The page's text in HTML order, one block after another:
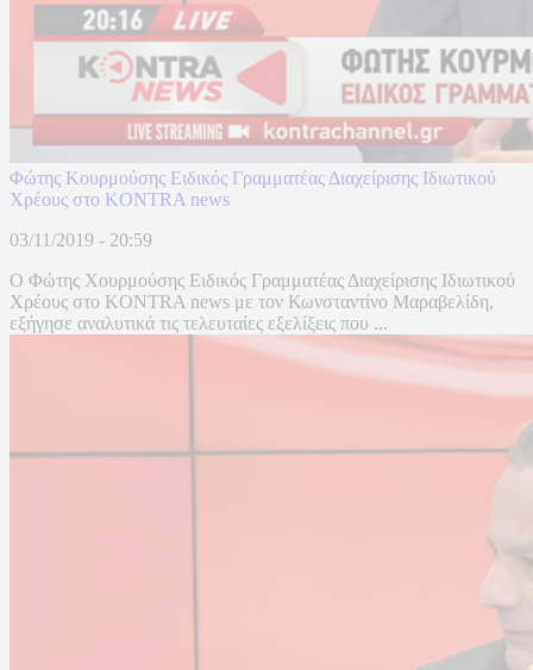
Φώτης Κουρμούσης Ειδικός Γραμματέας Διαχείρισης Ιδιωτικού
Χρέους στο KONTRA news
03/11/2019 - 20:59
O Φώτης Χουρμούσης Ειδικός Γραμματέας Διαχείρισης Ιδιωτικού
Χρέους στο KONTRA news με τον Κωνσταντίνο Μαραβελίδη,
εξήγησε αναλυτικά τις τελευταίες εξελίξεις που ...